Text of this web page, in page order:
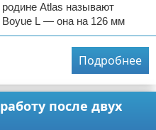
Atlas называют
Boyue L — она на 126 мм
Подробнее
после двух